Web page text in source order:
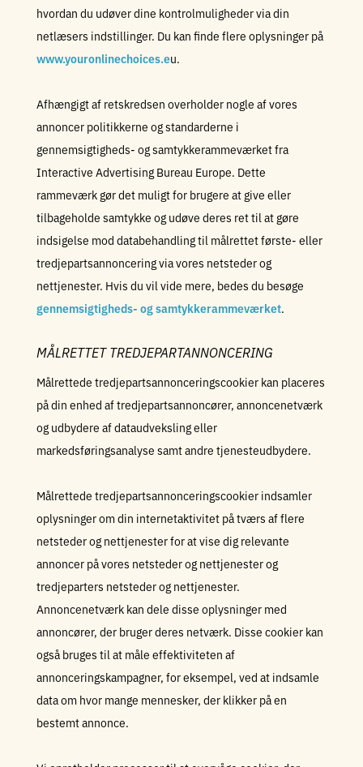
hvordan du udøver dine kontrolmuligheder via din
netlæsers indstillinger. Du kan finde flere oplysninger på
www.youronlinechoices.eu.
Afhængigt af retskredsen overholder nogle af vores
annoncer politikkerne og standarderne i
gennemsigtigheds- og samtykkerammeværket fra
Interactive Advertising Bureau Europe. Dette
rammeværk gør det muligt for brugere at give eller
tilbageholde samtykke og udøve deres ret til at gøre
indsigelse mod databehandling til målrettet første- eller
tredjepartsannoncering via vores netsteder og
nettjenester. Hvis du vil vide mere, bedes du besøge
gennemsigtigheds- og samtykkerammeværket.
MÅLRETTET TREDJEPARTANNONCERING
Målrettede tredjepartsannonceringscookier kan placeres
på din enhed af tredjepartsannoncører, annoncenetværk
og udbydere af dataudveksling eller
markedsføringsanalyse samt andre tjenesteudbydere.
Målrettede tredjepartsannonceringscookier indsamler
oplysninger om din internetaktivitet på tværs af flere
netsteder og nettjenester for at vise dig relevante
annoncer på vores netsteder og nettjenester og
tredjeparters netsteder og nettjenester.
Annoncenetværk kan dele disse oplysninger med
annoncører, der bruger deres netværk. Disse cookier kan
også bruges til at måle effektiviteten af
annonceringskampagner, for eksempel, ved at indsamle
data om hvor mange mennesker, der klikker på en
bestemt annonce.